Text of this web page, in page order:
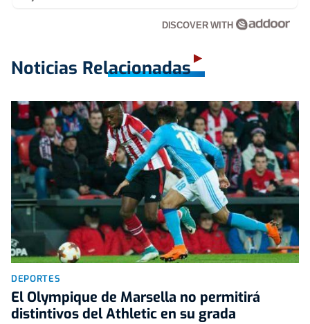
DISCOVER WITH
Noticias Relacionadas
DEPORTES
El Olympique de Marsella no permitirá
distintivos del Athletic en su grada